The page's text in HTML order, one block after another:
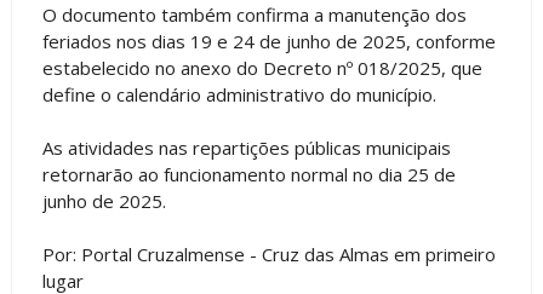
O documento também confirma a manutenção dos
feriados nos dias 19 e 24 de junho de 2025, conforme
estabelecido no anexo do Decreto nº 018/2025, que
define o calendário administrativo do município.
As atividades nas repartições públicas municipais
retornarão ao funcionamento normal no dia 25 de
junho de 2025.
Por: Portal Cruzalmense - Cruz das Almas em primeiro
lugar